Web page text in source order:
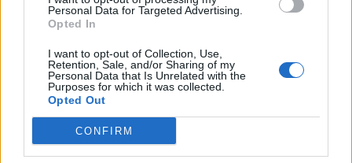
Personal Data for Targeted Advertising.
Opted In
I want to opt-out of Collection, Use,
Retention, Sale, and/or Sharing of my
Personal Data that Is Unrelated with the
Purposes for which it was collected.
Opted Out
CONFIRM
Συναγερμός στη Ραφήνα: Προσέκρουσε
Βγάζουν τον κόσμο με σκάφη